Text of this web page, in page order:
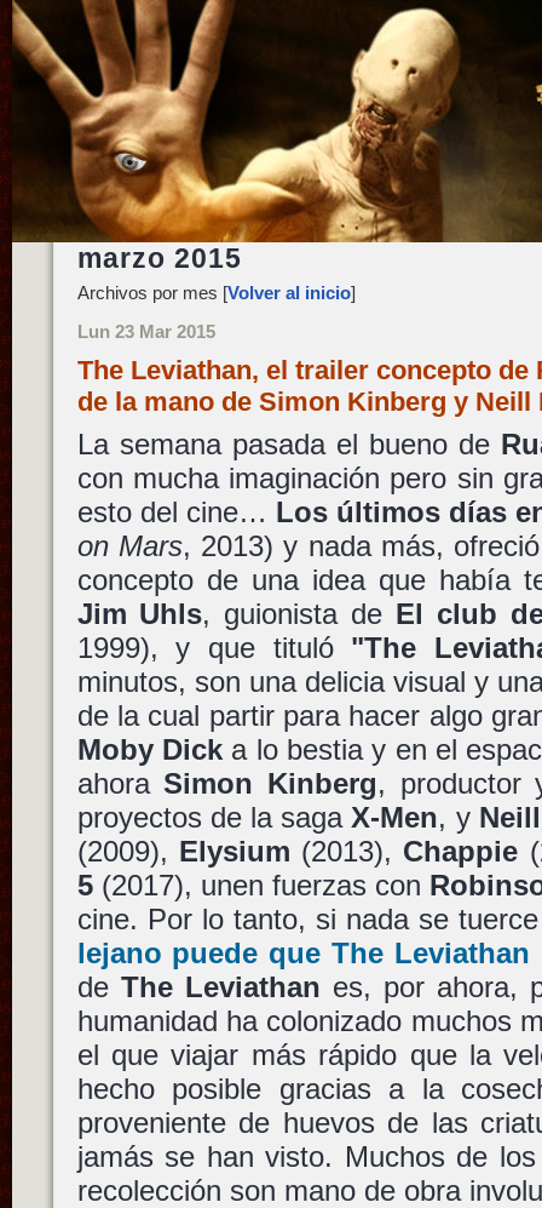
marzo 2015
Archivos por mes [Volver al inicio]
Lun 23 Mar 2015
The Leviathan, el trailer concepto
de la mano de Simon Kinberg y
La semana pasada el bueno de
con mucha imaginación pero sin
esto del cine… Los últimos días
on Mars, 2013) y nada más,
concepto de una idea que había
Jim Uhls, guionista de El club
1999), y que tituló "The
minutos, son una delicia visual y
de la cual partir para hacer algo
Moby Dicka lo bestia y en el
ahoraSimon Kinberg, productor
proyectos de la saga X-Men, y
(2009), Elysium (2013), Chappie
5(2017), unen fuerzas con
cine. Por lo tanto, si nada se
lejano puede queThe Leviathan
de The Leviathan es, por ahora,
humanidad ha colonizado muchos
el que viajar más rápido que la
hecho posible gracias a la
proveniente de huevos de las
jamás se han visto. Muchos de
recolección son mano de obra